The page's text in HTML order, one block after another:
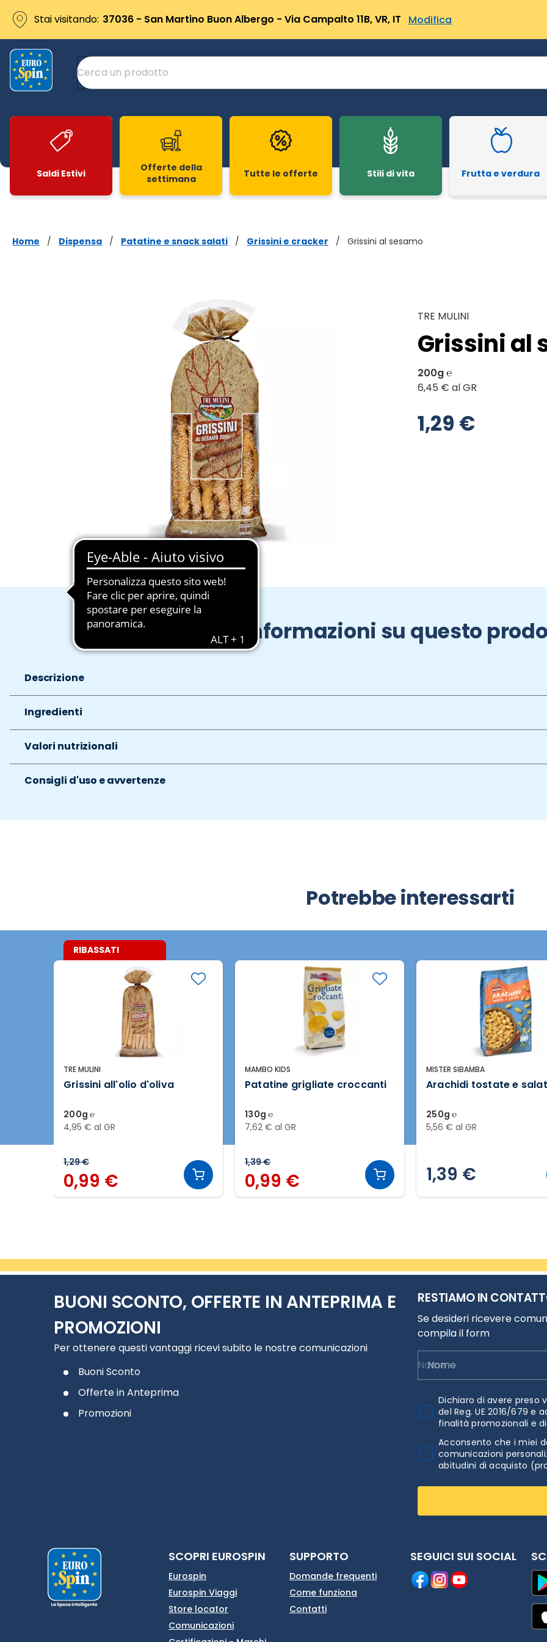
Stai visitando: 37036 - San Martino Buon Albergo - Via Campalto 11B, VR, IT Modifica
Saldi Estivi
Offerte della
settimana
Tutte le offerte Stili di vita Frutta e verdura
Home / Dispensa / Patatine e snack salati / Grissini e cracker / Grissini al sesamo
TRE MULINI
Grissini al
200g ℮
6,45 € al GR
1,29 €
Informazioni su questo
Descrizione
Ingredienti
Valori nutrizionali
Consigli d'uso e avvertenze
Potrebbe interessarti
TRE MULINI
Grissini all'olio d'oliva
200g ℮
4,95 € al GR
RIBASSATI
1,29 €
0,99 €
MAMBO KIDS
Patatine grigliate croccanti
130g ℮
7,62 € al GR
1,39 €
0,99 €
MISTER SIBAMBA
Arachidi tostate e
250g ℮
5,56 € al GR
1,39 €
BUONI SCONTO, OFFERTE IN ANTEPRIMA E
PROMOZIONI
Per ottenere questi vantaggi ricevi subito le nostre comunicazioni
Buoni Sconto
Offerte in Anteprima
Promozioni
RESTIAMO IN
Se desideri ricevere
compila il form
Nome
Dichiaro di avere preso
del Reg. UE 2016/679
finalità promozionali e
Acconsento che i miei
comunicazioni
abitudini di acquisto
SCOPRI EUROSPIN
Eurospin
Eurospin Viaggi
Store locator
Comunicazioni
SUPPORTO
Domande frequenti
Come funziona
Contatti
SEGUICI SUI SOCIAL